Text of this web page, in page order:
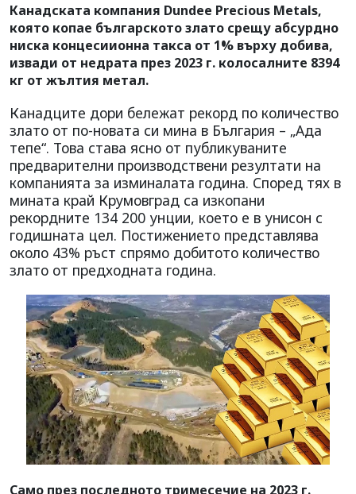
Канадската компания Dundee Precious Metals,
която копае българското злато срещу абсурдно
ниска концесиионна такса от 1% върху добива,
извади от недрата през 2023 г. колосалните 8394
кг от жълтия метал.
Канадците дори бележат рекорд по количество
злато от по-новата си мина в България – „Ада
тепе“. Това става ясно от публикуваните
предварителни производствени резултати на
компанията за изминалата година. Според тях в
мината край Крумовград са изкопани
рекордните 134 200 унции, което е в унисон с
годишната цел. Постижението представлява
около 43% ръст спрямо добитото количество
злато от предходната година.
Само през последното тримесечие на 2023 г.